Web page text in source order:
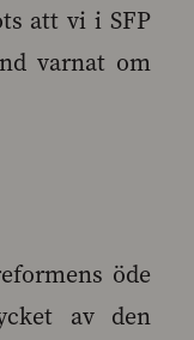
att vi i SFP
varnat om
öde
av den